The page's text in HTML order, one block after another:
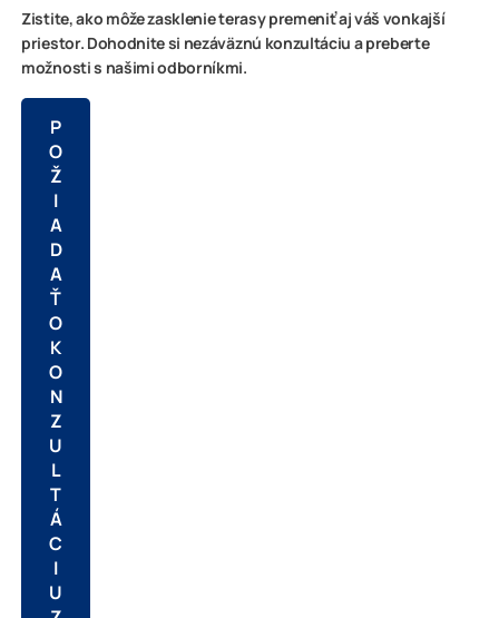
Zistite, ako môže zasklenie terasy premeniť aj váš vonkajší
priestor. Dohodnite si nezáväznú konzultáciu a preberte
možnosti s našimi odborníkmi.
P
O
Ž
I
A
D
A
Ť
O
K
O
N
Z
U
L
T
Á
C
I
U